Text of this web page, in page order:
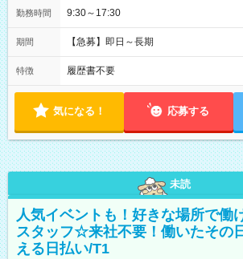
勤務時間 9:30～17:30
期間 【急募】即日～長期
特徴 履歴書不要
気になる！ 応募する
未読
人気イベントも！好きな場所で働
スタッフ☆来社不要！働いたその
える日払い/T1